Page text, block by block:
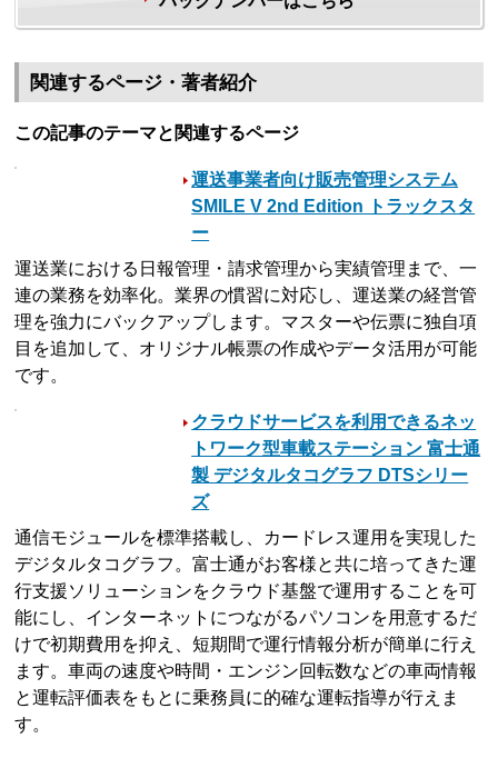
関連するページ・著者紹介
この記事のテーマと関連するページ
運送事業者向け販売管理システム
SMILE V 2nd Edition トラックスタ
ー
運送業における日報管理・請求管理から実績管理まで、一
連の業務を効率化。業界の慣習に対応し、運送業の経営管
理を強力にバックアップします。マスターや伝票に独自項
目を追加して、オリジナル帳票の作成やデータ活用が可能
です。
クラウドサービスを利用できるネッ
トワーク型車載ステーション 富士通
製 デジタルタコグラフ DTSシリー
ズ
通信モジュールを標準搭載し、カードレス運用を実現した
デジタルタコグラフ。富士通がお客様と共に培ってきた運
行支援ソリューションをクラウド基盤で運用することを可
能にし、インターネットにつながるパソコンを用意するだ
けで初期費用を抑え、短期間で運行情報分析が簡単に行え
ます。車両の速度や時間・エンジン回転数などの車両情報
と運転評価表をもとに乗務員に的確な運転指導が行えま
す。